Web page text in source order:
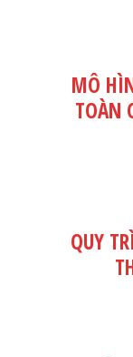
MÔ
TOÀN
QUY